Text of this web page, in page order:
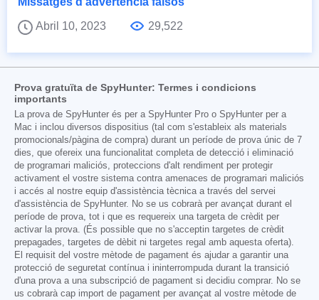
Abril 10, 2023
29,522
Prova gratuïta de SpyHunter: Termes i condicions
importants
La prova de SpyHunter és per a SpyHunter Pro o SpyHunter per a
Mac i inclou diversos dispositius (tal com s'estableix als materials
promocionals/pàgina de compra) durant un període de prova únic de 7
dies, que ofereix una funcionalitat completa de detecció i eliminació
de programari maliciós, proteccions d'alt rendiment per protegir
activament el vostre sistema contra amenaces de programari maliciós
i accés al nostre equip d'assistència tècnica a través del servei
d'assistència de SpyHunter. No se us cobrarà per avançat durant el
període de prova, tot i que es requereix una targeta de crèdit per
activar la prova. (És possible que no s'acceptin targetes de crèdit
prepagades, targetes de dèbit ni targetes regal amb aquesta oferta).
El requisit del vostre mètode de pagament és ajudar a garantir una
protecció de seguretat contínua i ininterrompuda durant la transició
d'una prova a una subscripció de pagament si decidiu comprar. No se
us cobrarà cap import de pagament per avançat al vostre mètode de